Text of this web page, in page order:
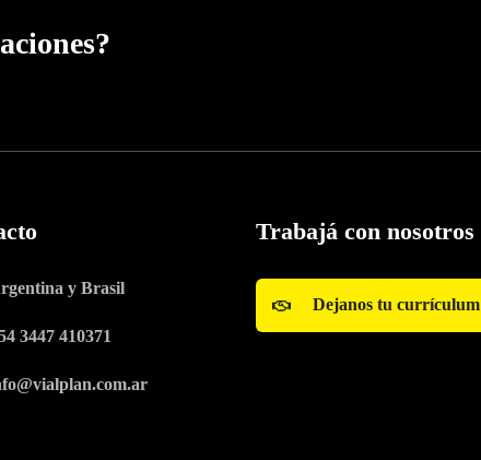
y Brasil
3447 410371
Trabajá con nosotros
Dejanos tu currículum